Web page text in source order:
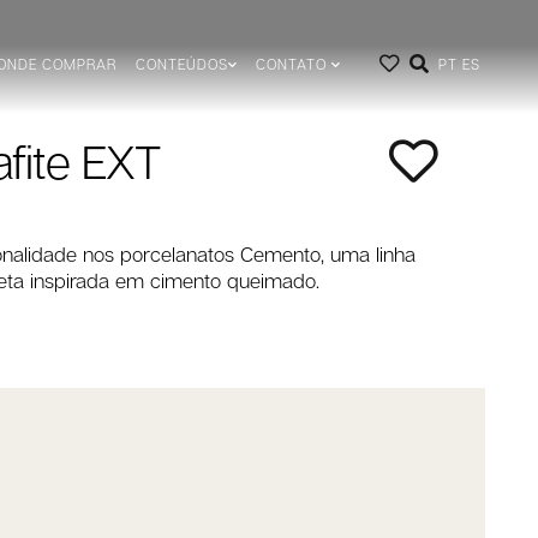
COMPRAR CONTEÚDOS CONTATO PT ES
EXT
nos porcelanatos Cemento, uma linha
inspirada em cimento queimado.